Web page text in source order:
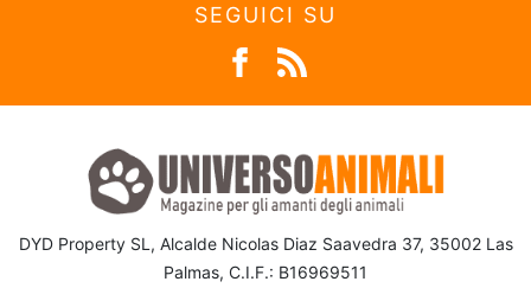
SEGUICI SU
DYD Property SL, Alcalde Nicolas Diaz Saavedra 37, 35002 Las
Palmas, C.I.F.: B16969511